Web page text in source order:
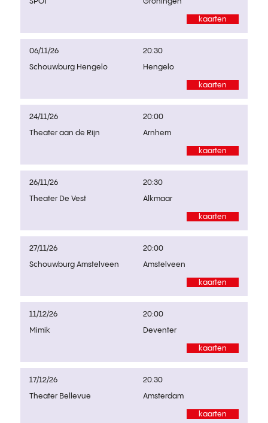
SPOT Groningen
kaarten
06/11/26 20:30
Schouwburg Hengelo Hengelo
kaarten
24/11/26 20:00
Theater aan de Rijn Arnhem
kaarten
26/11/26 20:30
Theater De Vest Alkmaar
kaarten
27/11/26 20:00
Schouwburg Amstelveen Amstelveen
kaarten
11/12/26 20:00
Mimik Deventer
kaarten
17/12/26 20:30
Theater Bellevue Amsterdam
kaarten